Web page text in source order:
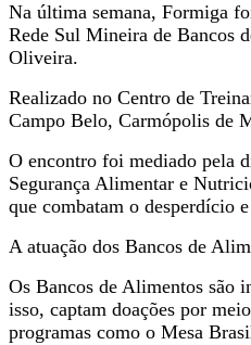
Na última semana, Formiga
Rede Sul Mineira de Bancos
Oliveira.
Realizado no Centro de
Campo Belo, Carmópolis de
O encontro foi mediado pela
Segurança Alimentar e
que combatam o desperdício
A atuação dos Bancos de
Os Bancos de Alimentos são
isso, captam doações por
programas como o Mesa